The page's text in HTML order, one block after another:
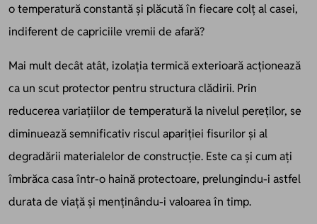
o temperatură constantă și plăcută în fiecare colț al casei,
indiferent de capriciile vremii de afară?
Mai mult decât atât, izolația termică exterioară acționează
ca un scut protector pentru structura clădirii. Prin
reducerea variațiilor de temperatură la nivelul pereților, se
diminuează semnificativ riscul apariției fisurilor și al
degradării materialelor de construcție. Este ca și cum ați
îmbrăca casa într-o haină protectoare, prelungindu-i astfel
durata de viață și menținându-i valoarea în timp.